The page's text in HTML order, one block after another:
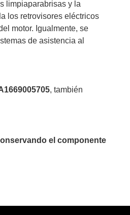
limpiaparabrisas y la
los retrovisores eléctricos
motor. Igualmente, se
de asistencia al
, también
el componente